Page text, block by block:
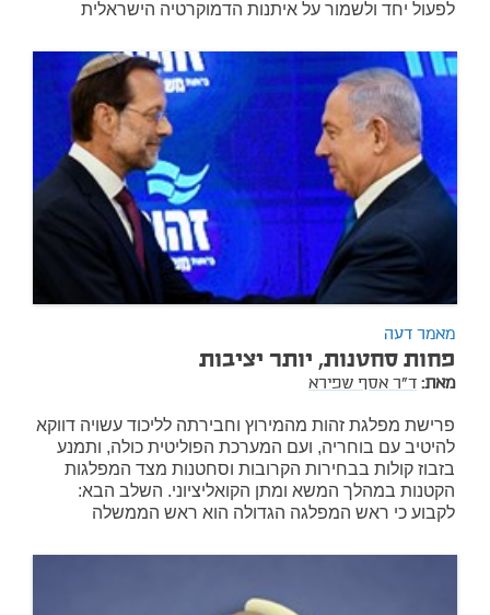
לפעול יחד ולשמור על איתנות הדמוקרטיה הישראלית
מאמר דעה
פחות סחטנות, יותר יציבות
מאת: ד"ר אסף שפירא
פרישת מפלגת זהות מהמירוץ וחבירתה לליכוד עשויה דווקא
להיטיב עם בוחריה, ועם המערכת הפוליטית כולה, ותמנע
בזבוז קולות בבחירות הקרובות וסחטנות מצד המפלגות
הקטנות במהלך המשא ומתן הקואליציוני. השלב הבא:
לקבוע כי ראש המפלגה הגדולה הוא ראש הממשלה